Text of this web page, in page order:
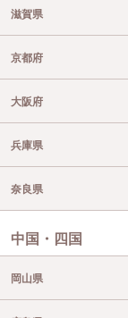
滋賀県
京都府
大阪府
兵庫県
奈良県
中国・四国
岡山県